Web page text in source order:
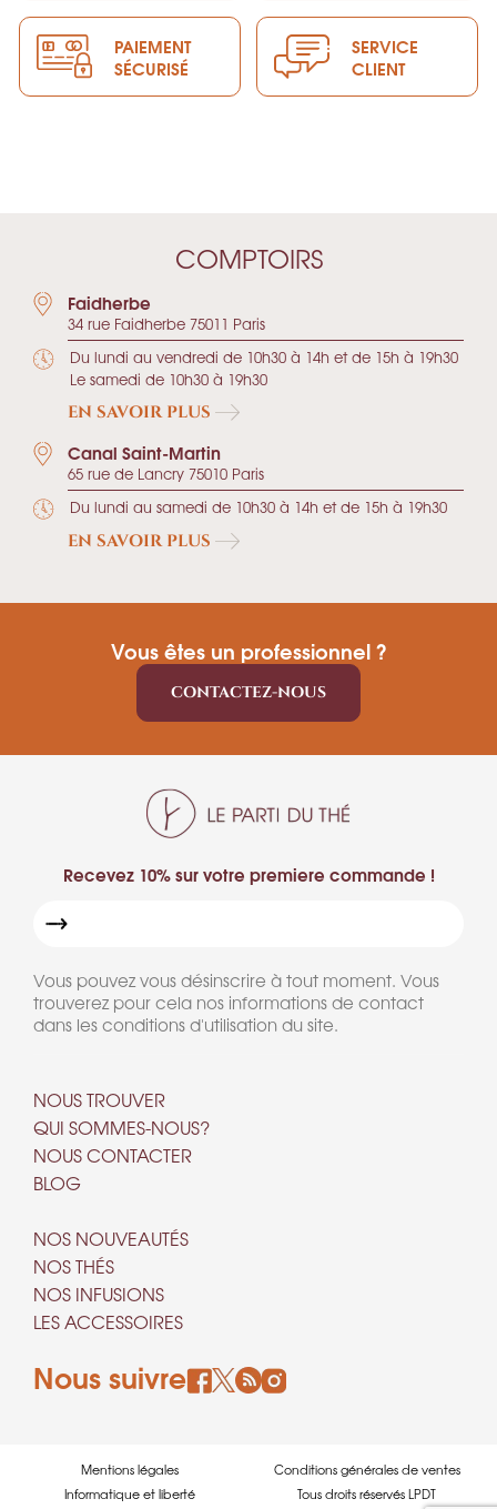
PAIEMENT
SÉCURISÉ
SERVICE
CLIENT
COMPTOIRS
Faidherbe
34 rue Faidherbe 75011 Paris
Du lundi au vendredi de 10h30 à 14h et de 15h à 19h30
Le samedi de 10h30 à 19h30
EN SAVOIR PLUS
Canal Saint-Martin
65 rue de Lancry 75010 Paris
Du lundi au samedi de 10h30 à 14h et de 15h à 19h30
EN SAVOIR PLUS
Vous êtes un professionnel ?
CONTACTEZ-NOUS
Recevez 10% sur votre premiere commande !
Vous pouvez vous désinscrire à tout moment. Vous
trouverez pour cela nos informations de contact
dans les conditions d'utilisation du site.
NOUS TROUVER
QUI SOMMES-NOUS?
NOUS CONTACTER
BLOG
NOS NOUVEAUTÉS
NOS THÉS
NOS INFUSIONS
LES ACCESSOIRES
Nous suivre
Mentions légales
Conditions générales de ventes
Informatique et liberté
Tous droits réservés LPDT